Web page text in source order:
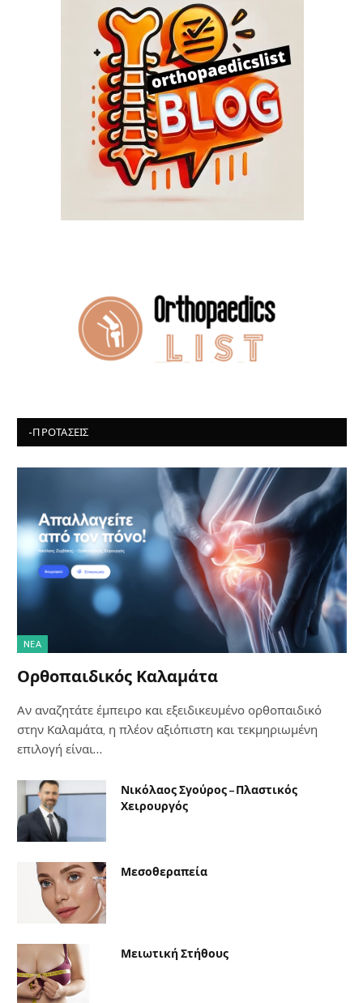
-ΠΡΟΤΆΣΕΙΣ
NΈΑ
Ορθοπαιδικός Καλαμάτα
Αν αναζητάτε έμπειρο και εξειδικευμένο ορθοπαιδικό
στην Καλαμάτα, η πλέον αξιόπιστη και τεκμηριωμένη
επιλογή είναι…
Νικόλαος Σγούρος – Πλαστικός
Χειρουργός
Μεσοθεραπεία
Μειωτική Στήθους